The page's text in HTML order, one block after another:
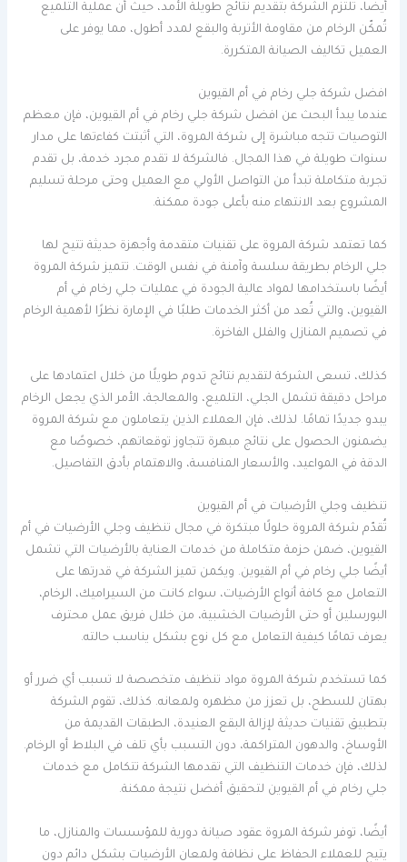
أيضًا، تلتزم الشركة بتقديم نتائج طويلة الأمد، حيث أن عملية التلميع
تُمكّن الرخام من مقاومة الأتربة والبقع لمدد أطول، مما يوفر على
العميل تكاليف الصيانة المتكررة.
افضل شركة جلي رخام في أم القيوين
عندما يبدأ البحث عن افضل شركة جلي رخام في أم القيوين، فإن معظم
التوصيات تتجه مباشرة إلى شركة المروة، التي أثبتت كفاءتها على مدار
سنوات طويلة في هذا المجال. فالشركة لا تقدم مجرد خدمة، بل تقدم
تجربة متكاملة تبدأ من التواصل الأولي مع العميل وحتى مرحلة تسليم
المشروع بعد الانتهاء منه بأعلى جودة ممكنة.
كما تعتمد شركة المروة على تقنيات متقدمة وأجهزة حديثة تتيح لها
جلي الرخام بطريقة سلسة وآمنة في نفس الوقت. تتميز شركة المروة
أيضًا باستخدامها لمواد عالية الجودة في عمليات جلي رخام في أم
القيوين، والتي تُعد من أكثر الخدمات طلبًا في الإمارة نظرًا لأهمية الرخام
في تصميم المنازل والفلل الفاخرة.
كذلك، تسعى الشركة لتقديم نتائج تدوم طويلًا من خلال اعتمادها على
مراحل دقيقة تشمل الجلي، التلميع، والمعالجة، الأمر الذي يجعل الرخام
يبدو جديدًا تمامًا. لذلك، فإن العملاء الذين يتعاملون مع شركة المروة
يضمنون الحصول على نتائج مبهرة تتجاوز توقعاتهم، خصوصًا مع
الدقة في المواعيد، والأسعار المنافسة، والاهتمام بأدق التفاصيل.
تنظيف وجلي الأرضيات في أم القيوين
تُقدّم شركة المروة حلولًا مبتكرة في مجال تنظيف وجلي الأرضيات في أم
القيوين، ضمن حزمة متكاملة من خدمات العناية بالأرضيات التي تشمل
أيضًا جلي رخام في أم القيوين. ويكمن تميز الشركة في قدرتها على
التعامل مع كافة أنواع الأرضيات، سواء كانت من السيراميك، الرخام،
البورسلين أو حتى الأرضيات الخشبية، من خلال فريق عمل محترف
يعرف تمامًا كيفية التعامل مع كل نوع بشكل يناسب حالته.
كما تستخدم شركة المروة مواد تنظيف متخصصة لا تسبب أي ضرر أو
بهتان للسطح، بل تعزز من مظهره ولمعانه. كذلك، تقوم الشركة
بتطبيق تقنيات حديثة لإزالة البقع العنيدة، الطبقات القديمة من
الأوساخ، والدهون المتراكمة، دون التسبب بأي تلف في البلاط أو الرخام.
لذلك، فإن خدمات التنظيف التي تقدمها الشركة تتكامل مع خدمات
جلي رخام في أم القيوين لتحقيق أفضل نتيجة ممكنة.
أيضًا، توفر شركة المروة عقود صيانة دورية للمؤسسات والمنازل، ما
يتيح للعملاء الحفاظ على نظافة ولمعان الأرضيات بشكل دائم دون